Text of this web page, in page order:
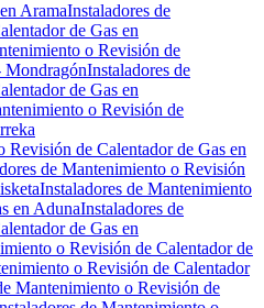
AramaInstaladores de
de Gas en
o Revisión de
MondragónInstaladores de
de Gas en
o Revisión de
Revisión de Calentador de Gas en
de Mantenimiento o Revisión
Instaladores de Mantenimiento
en AdunaInstaladores de
de Gas en
o Revisión de Calentador de
o Revisión de Calentador
Mantenimiento o Revisión de